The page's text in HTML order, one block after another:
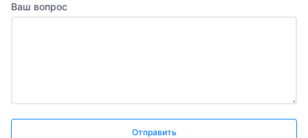
Ваш вопрос
Отправить